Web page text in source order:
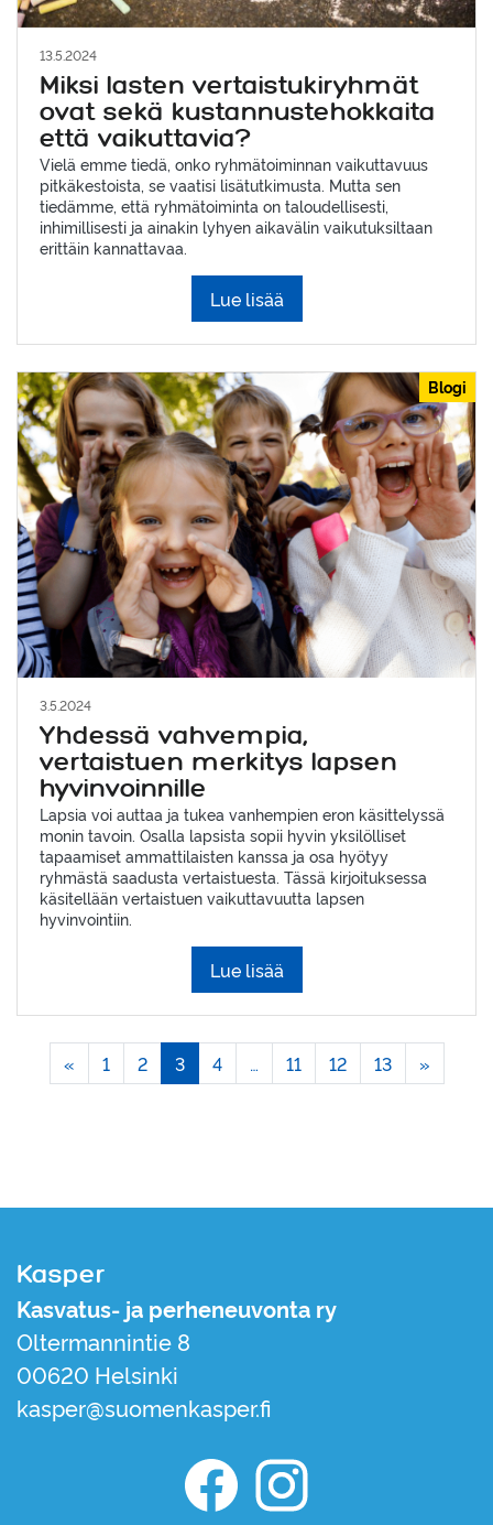
13.5.2024
Miksi lasten vertaistukiryhmät
ovat sekä kustannustehokkaita
että vaikuttavia?
Vielä emme tiedä, onko ryhmätoiminnan vaikuttavuus
pitkäkestoista, se vaatisi lisätutkimusta. Mutta sen
tiedämme, että ryhmätoiminta on taloudellisesti,
inhimillisesti ja ainakin lyhyen aikavälin vaikutuksiltaan
erittäin kannattavaa.
Lue lisää
Blogi
3.5.2024
Yhdessä vahvempia,
vertaistuen merkitys lapsen
hyvinvoinnille
Lapsia voi auttaa ja tukea vanhempien eron käsittelyssä
monin tavoin. Osalla lapsista sopii hyvin yksilölliset
tapaamiset ammattilaisten kanssa ja osa hyötyy
ryhmästä saadusta vertaistuesta. Tässä kirjoituksessa
käsitellään vertaistuen vaikuttavuutta lapsen
hyvinvointiin.
Lue lisää
« 1 2 3 4 … 11 12 13 »
Kasper
Kasvatus- ja perheneuvonta ry
Oltermannintie 8
00620 Helsinki
kasper@suomenkasper.fi